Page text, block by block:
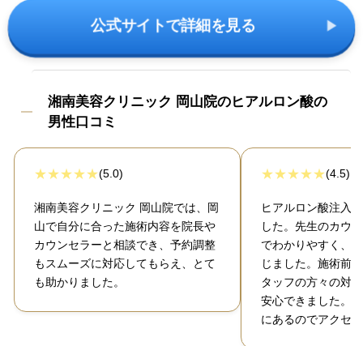
公式サイトで詳細を見る
湘南美容クリニック 岡山院のヒアルロン酸の
男性口コミ
(5.0)
湘南美容クリニック 岡山院では、岡
山で自分に合った施術内容を院長や
カウンセラーと相談でき、予約調整
もスムーズに対応してもらえ、とて
も助かりました。
(4.5)
ヒアルロン酸注入
した。先生のカウ
でわかりやすく、
じました。施術前
タッフの方々の対
安心できました。
にあるのでアクセ